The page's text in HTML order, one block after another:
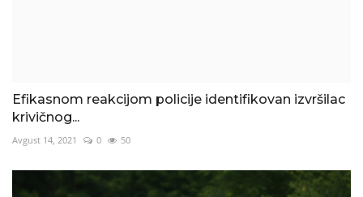
Efikasnom reakcijom policije identifikovan izvršilac
krivičnog...
Avgust 14, 2021 0 50